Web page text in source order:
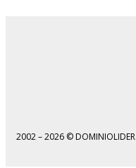
2002 – 2026 ©